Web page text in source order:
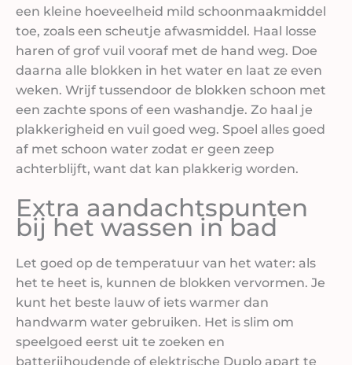
een kleine hoeveelheid mild schoonmaakmiddel
toe, zoals een scheutje afwasmiddel. Haal losse
haren of grof vuil vooraf met de hand weg. Doe
daarna alle blokken in het water en laat ze even
weken. Wrijf tussendoor de blokken schoon met
een zachte spons of een washandje. Zo haal je
plakkerigheid en vuil goed weg. Spoel alles goed
af met schoon water zodat er geen zeep
achterblijft, want dat kan plakkerig worden.
Extra aandachtspunten
bij het wassen in bad
Let goed op de temperatuur van het water: als
het te heet is, kunnen de blokken vervormen. Je
kunt het beste lauw of iets warmer dan
handwarm water gebruiken. Het is slim om
speelgoed eerst uit te zoeken en
batterijhoudende of elektrische Duplo apart te